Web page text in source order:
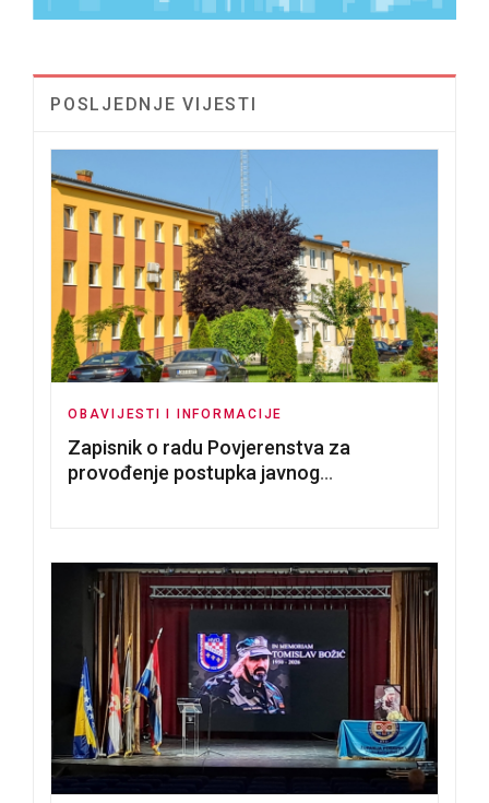
POSLJEDNJE VIJESTI
OBAVIJESTI I INFORMACIJE
Zapisnik o radu Povjerenstva za
provođenje postupka javnog